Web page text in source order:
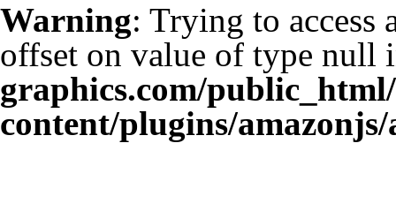
Warning: Trying to access
offset on value of type null
graphics.com/
content/plugins/